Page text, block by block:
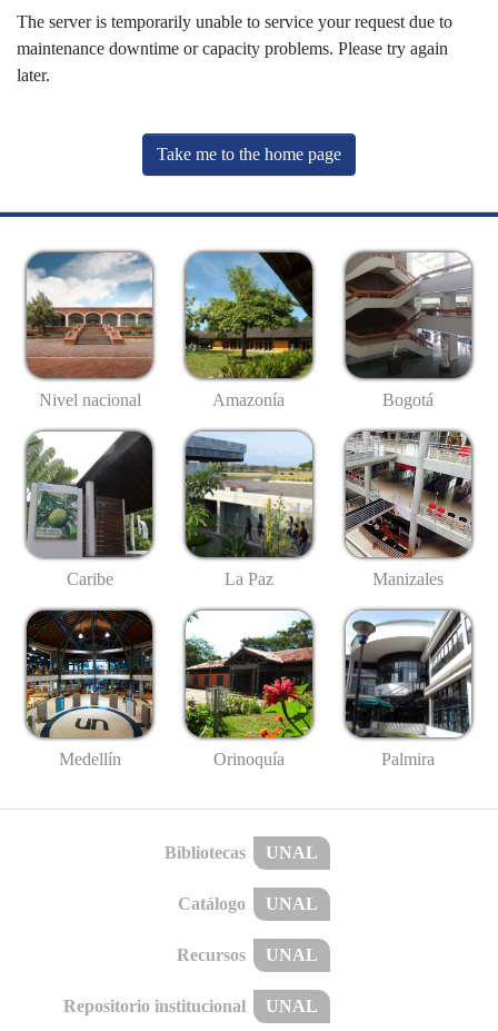
The server is temporarily unable to service your request due to
maintenance downtime or capacity problems. Please try again
later.
Take me to the home page
Nivel nacional Amazonía Bogotá
Caribe La Paz Manizales
Medellín Orinoquía Palmira
Bibliotecas UNAL
Catálogo UNAL
Recursos UNAL
Repositorio institucional UNAL